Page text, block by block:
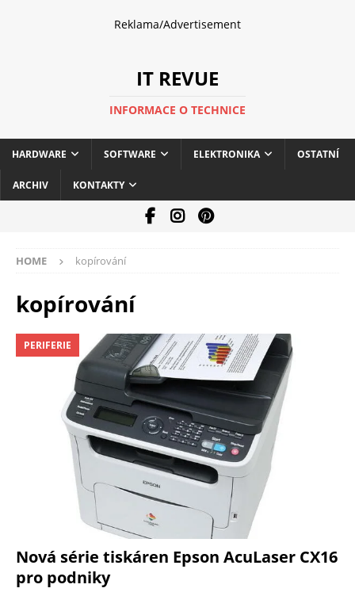
Reklama/Advertisement
IT REVUE
INFORMACE O TECHNICE
HARDWARE SOFTWARE ELEKTRONIKA OSTATNÍ
ARCHIV KONTAKTY
HOME kopírování
kopírování
PERIFERIE
Nová série tiskáren Epson AcuLaser CX16
pro podniky